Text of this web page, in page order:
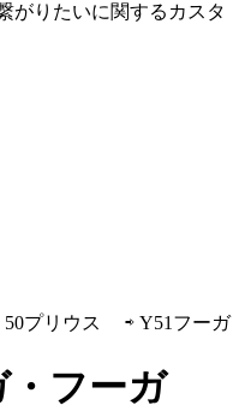
がりたいに関するカスタ
プリウス ⇨ Y51フーガ
・フーガ